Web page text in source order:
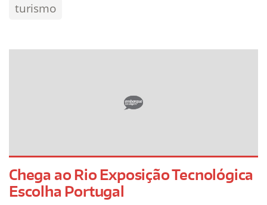
turismo
Chega ao Rio Exposição Tecnológica
Escolha Portugal